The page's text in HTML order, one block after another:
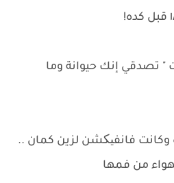
" تصدقي إنك حيوانة وما
فانفیکشن لزين كمان ..
من فمها